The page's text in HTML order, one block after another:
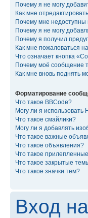
Почему я не могу
Как мне
Почему мне
Почему я не могу
Почему я получил
Как мне пожаловаться
Что означает кнопка
Почему моё сообщение
Как мне вновь поднять
Форматирование
Что такое BBCode?
Могу ли я использовать
Что такое смайлики?
Могу ли я добавлять
Что такое важные
Что такое объявления?
Что такое
Что такое закрытые
Что такое значки тем?
Вход